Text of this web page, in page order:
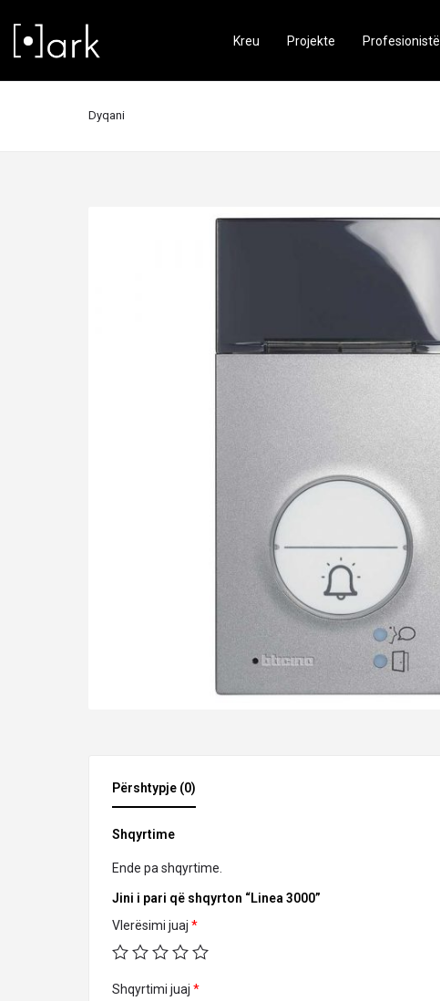
Kreu Projekte Profesionistë
Dyqani
Përshtypje (0)
Shqyrtime
Ende pa shqyrtime.
Jini i pari që shqyrton “Linea 3000”
Vlerësimi juaj *
Shqyrtimi juaj *